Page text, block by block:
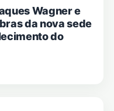
Wagner e
da nova sede
do